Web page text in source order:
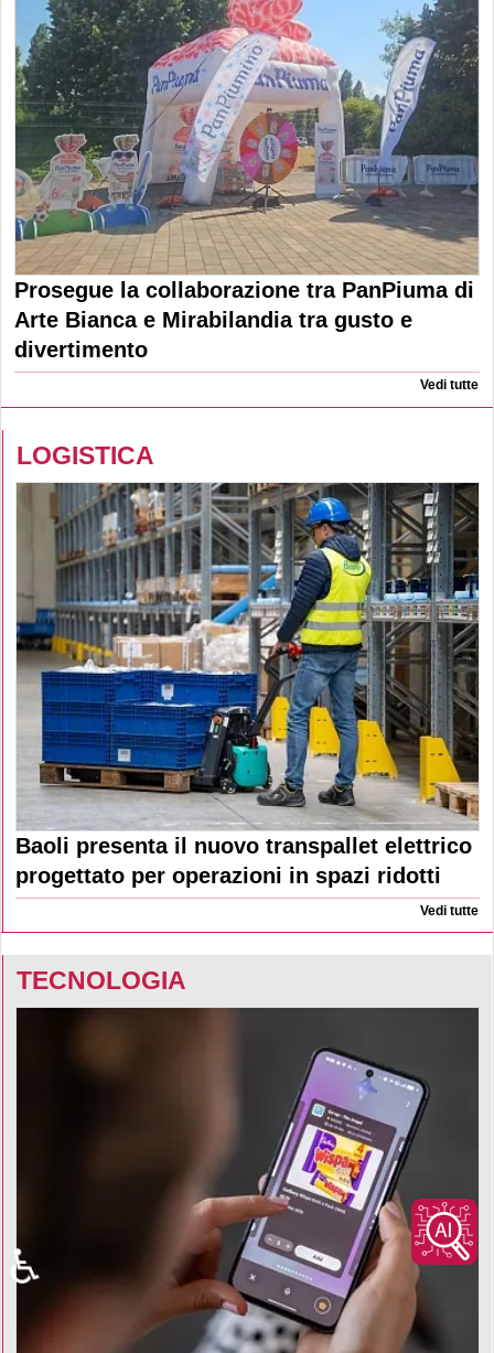
Prosegue la collaborazione tra PanPiuma di
Arte Bianca e Mirabilandia tra gusto e
divertimento
Vedi tutte
LOGISTICA
Baoli presenta il nuovo transpallet elettrico
progettato per operazioni in spazi ridotti
Vedi tutte
TECNOLOGIA